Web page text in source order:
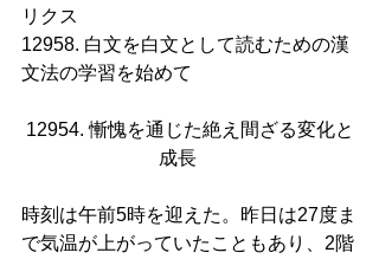
リクス
12958. 白文を白文として読むための漢
文法の学習を始めて
12954. 慚愧を通じた絶え間ざる変化と
成長
時刻は午前5時を迎えた。昨日は27度ま
で気温が上がっていたこともあり、2階